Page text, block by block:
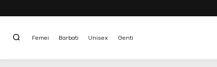
Femei Barbati Unisex Genti